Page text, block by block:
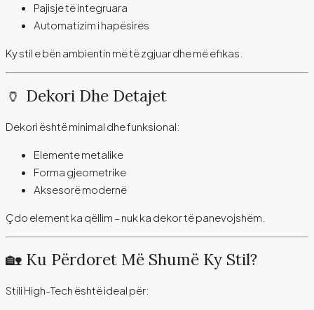
Pajisje të integruara
Automatizim i hapësirës
Ky stil e bën ambientin më të zgjuar dhe më efikas.
🏺 Dekori Dhe Detajet
Dekori është minimal dhe funksional:
Elemente metalike
Forma gjeometrike
Aksesorë modernë
Çdo element ka qëllim – nuk ka dekor të panevojshëm.
🏡 Ku Përdoret Më Shumë Ky Stil?
Stili High-Tech është ideal për: